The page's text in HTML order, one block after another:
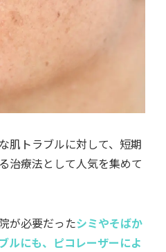
肌トラブルに対して、短期
治療法として人気を集めて
が必要だったシミやそばか
ルにも、ピコレーザーによ